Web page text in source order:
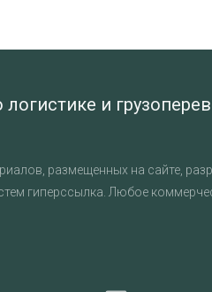
логистике и
размещенных на сайте,
гиперссылка. Любое